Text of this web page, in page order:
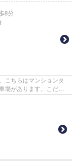
8分
こちらはマンションタ
場があります。こだわ